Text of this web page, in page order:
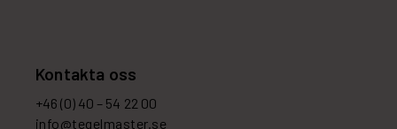
Kontakta oss
+46 (0) 40 – 54 22 00
info@tegelmaster.se